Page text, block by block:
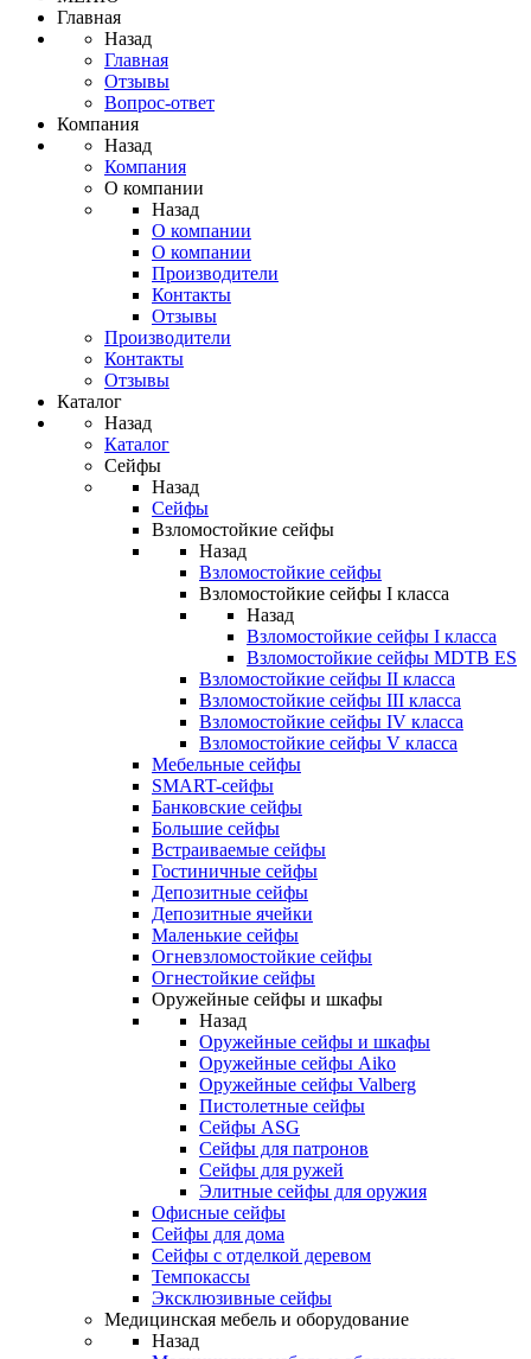
Главная
Назад
Главная
Отзывы
Вопрос-ответ
Компания
Назад
Компания
О компании
Назад
О компании
О компании
Производители
Контакты
Отзывы
Производители
Контакты
Отзывы
Каталог
Назад
Каталог
Сейфы
Назад
Сейфы
Взломостойкие сейфы
Назад
Взломостойкие сейфы
Взломостойкие сейфы I класса
Назад
Взломостойкие сейфы I класса
Взломостойкие сейфы MDTB ES
Взломостойкие сейфы II класса
Взломостойкие сейфы III класса
Взломостойкие сейфы IV класса
Взломостойкие сейфы V класса
Мебельные сейфы
SMART-сейфы
Банковские сейфы
Большие сейфы
Встраиваемые сейфы
Гостиничные сейфы
Депозитные сейфы
Депозитные ячейки
Маленькие сейфы
Огневзломостойкие сейфы
Огнестойкие сейфы
Оружейные сейфы и шкафы
Назад
Оружейные сейфы и шкафы
Оружейные сейфы Aiko
Оружейные сейфы Valberg
Пистолетные сейфы
Сейфы ASG
Сейфы для патронов
Сейфы для ружей
Элитные сейфы для оружия
Офисные сейфы
Сейфы для дома
Сейфы с отделкой деревом
Темпокассы
Эксклюзивные сейфы
Медицинская мебель и оборудование
Назад